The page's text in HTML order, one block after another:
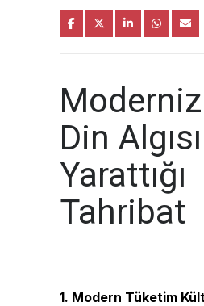
Din
Yarattığı
Tahribat
1. Modern Tüketim